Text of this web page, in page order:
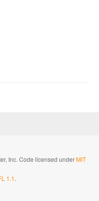
Inc. Code licensed underMIT
1.1.